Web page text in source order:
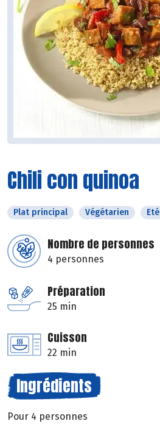
Chili con quinoa
Plat principal Végétarien Eté
Nombre de personnes
4 personnes
Préparation
25 min
Cuisson
22 min
Ingrédients
Pour 4 personnes